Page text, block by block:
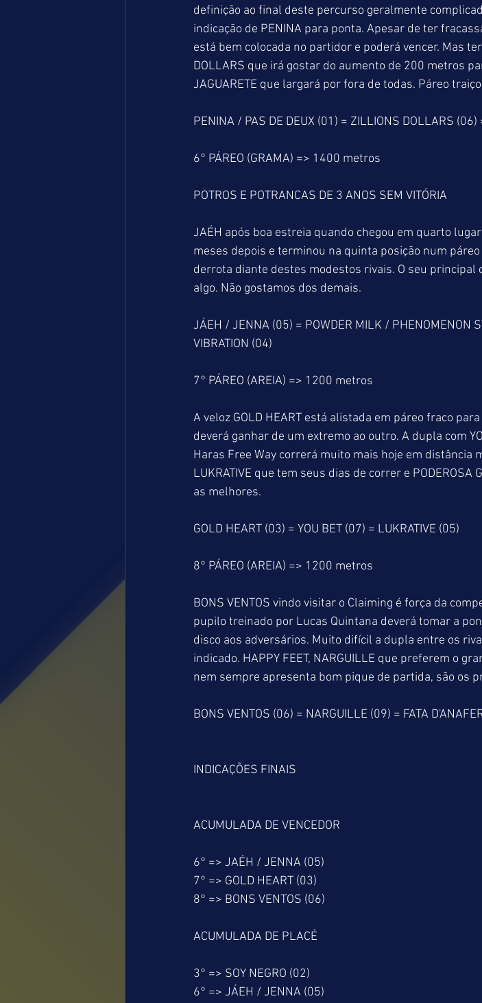
definição ao final deste percurso geralmente
indicação de PENINA para ponta. Apesar de ter
está bem colocada no partidor e poderá vencer. Mas
DOLLARS que irá gostar do aumento de 200 metros
JAGUARETE que largará por fora de todas. Páreo
PENINA / PAS DE DEUX (01) = ZILLIONS DOLLARS (06)
6° PÁREO (GRAMA) => 1400 metros
POTROS E POTRANCAS DE 3 ANOS SEM VITÓRIA
JAÉH após boa estreia quando chegou em quarto
meses depois e terminou na quinta posição num
derrota diante destes modestos rivais. O seu principal
algo. Não gostamos dos demais.
JÁEH / JENNA (05) = POWDER MILK / PHENOMENON
VIBRATION (04)
7° PÁREO (AREIA) => 1200 metros
A veloz GOLD HEART está alistada em páreo fraco
deverá ganhar de um extremo ao outro. A dupla com
Haras Free Way correrá muito mais hoje em distância
LUKRATIVE que tem seus dias de correr e PODEROSA
as melhores.
GOLD HEART (03) = YOU BET (07) = LUKRATIVE (05)
8° PÁREO (AREIA) => 1200 metros
BONS VENTOS vindo visitar o Claiming é força da
pupilo treinado por Lucas Quintana deverá tomar a
disco aos adversários. Muito difícil a dupla entre os
indicado. HAPPY FEET, NARGUILLE que preferem o
nem sempre apresenta bom pique de partida, são os
BONS VENTOS (06) = NARGUILLE (09) = FATA
INDICAÇÕES FINAIS
ACUMULADA DE VENCEDOR
6° => JAÉH / JENNA (05)
7° => GOLD HEART (03)
8° => BONS VENTOS (06)
ACUMULADA DE PLACÉ
3° => SOY NEGRO (02)
6° => JÁEH / JENNA (05)